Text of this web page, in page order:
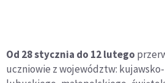
Od 28 stycznia do 12 lutego
uczniowie z województw: